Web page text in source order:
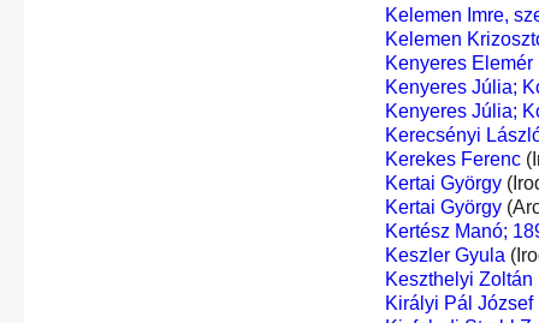
Kelemen Imre,
Kelemen
Kenyeres Elemér
Kenyeres Júlia;
Kenyeres Júlia;
Kerecsényi
Kerekes Ferenc
Kertai György
Kertai György
Kertész Manó;
Keszler Gyula
Keszthelyi Zoltán
Királyi Pál József